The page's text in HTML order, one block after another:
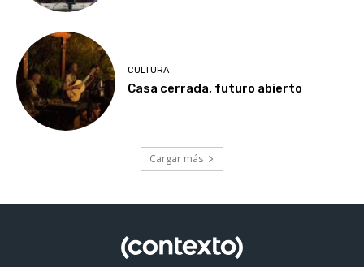
CULTURA
Casa cerrada, futuro abierto
Cargar más